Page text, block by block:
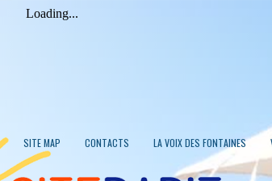
SITE MAP CONTACTS LA VOIX DES FONTAINES